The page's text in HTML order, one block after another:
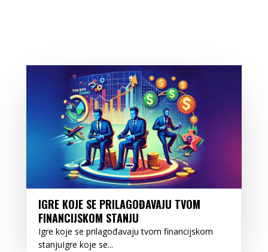
IGRE KOJE SE PRILAGOĐAVAJU TVOM
FINANCIJSKOM STANJU
Igre koje se prilagođavaju tvom financijskom
stanjuIgre koje se...